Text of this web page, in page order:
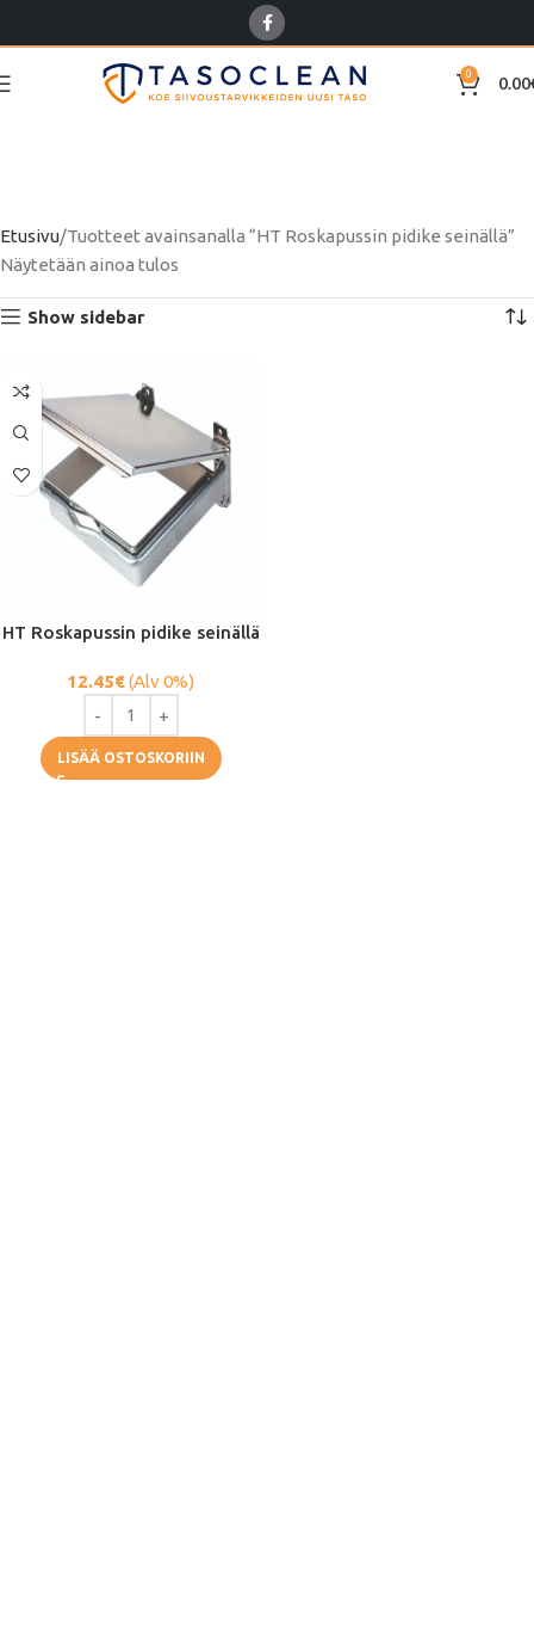
0 0.00
Etusivu Tuotteet avainsanalla “HT Roskapussin pidike seinällä”
Näytetään ainoa tulos
Show sidebar
HT Roskapussin pidike seinällä
12.45€(Alv 0%)
LISÄÄ OSTOSKORIIN